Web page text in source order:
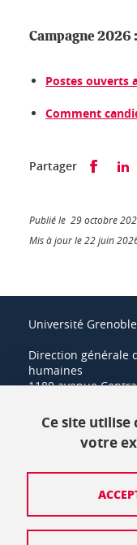
Campagne 2026 :
Postes ouverts
Comment
Partager
Publié le 29 octobre
Mis à jour le 22 juin
Université
Direction générale
humaines
1180 avenue
+33 (0)4 57 42 21 42
Mentions légales
Ce site
votre